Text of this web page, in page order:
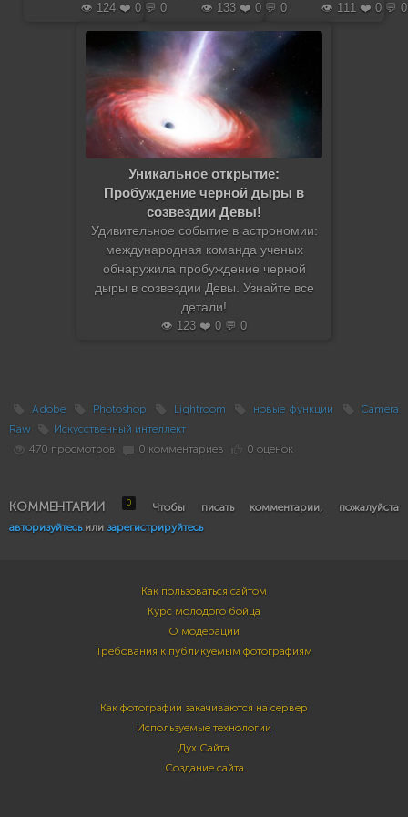
👁️ 124 ❤️ 0 💬 0
👁️ 133 ❤️ 0 💬 0
👁️ 111 ❤️ 0 💬 0
Уникальное открытие:
Пробуждение черной дыры в
созвездии Девы!
Удивительное событие в астрономии:
международная команда ученых
обнаружила пробуждение черной
дыры в созвездии Девы. Узнайте все
детали!
👁️ 123 ❤️ 0 💬 0
Adobe Photoshop Lightroom новые функции
Camera
Raw
Искусственный интеллект
470 просмотров
0 комментариев 0 оценок
КОММЕНТАРИИ 0
Чтобы писать комментарии, пожалуйста
авторизуйтесьили зарегистрируйтесь
Как пользоваться сайтом
Курс молодого бойца
О модерации
Требования к публикуемым фотографиям
Как фотографии закачиваются на сервер
Используемые технологии
Дух Сайта
Создание сайта